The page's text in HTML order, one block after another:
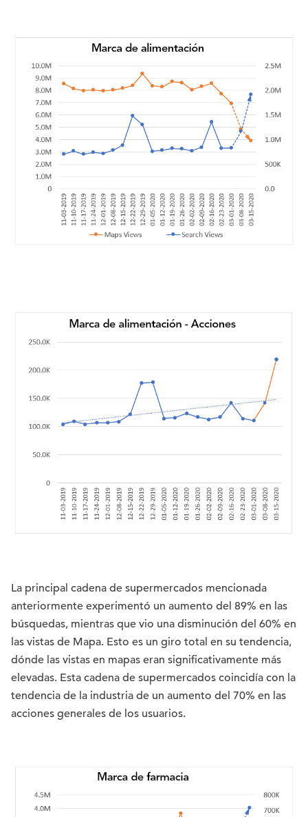
La principal cadena de supermercados mencionada
anteriormente experimentó un aumento del 89% en las
búsquedas, mientras que vio una disminución del 60% en
las vistas de Mapa. Esto es un giro total en su tendencia,
dónde las vistas en mapas eran significativamente más
elevadas. Esta cadena de supermercados coincidía con la
tendencia de la industria de un aumento del 70% en las
acciones generales de los usuarios.